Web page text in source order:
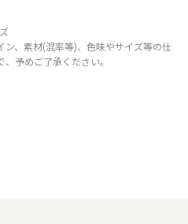
、素材(混率等)、色味やサイズ等の仕
予めご了承ください。